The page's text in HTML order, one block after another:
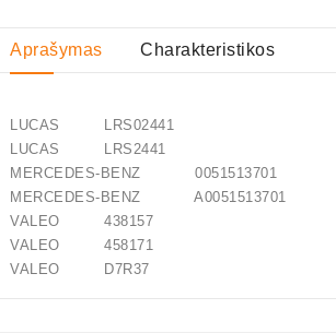
Aprašymas Charakteristikos
LUCAS LRS02441
LUCAS LRS2441
MERCEDES-BENZ 0051513701
MERCEDES-BENZ A0051513701
VALEO 438157
VALEO 458171
VALEO D7R37